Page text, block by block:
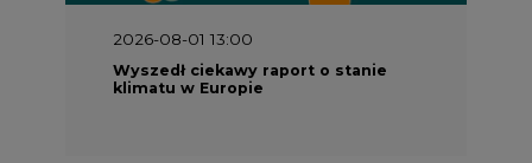
2026-07-09 10:30
Opublikowano bilans zasobów złóż
kopalin w Polsce według stanu na 31